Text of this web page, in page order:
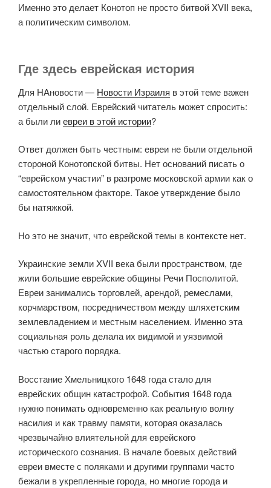
Именно это делает Конотоп не просто битвой XVII века,
а политическим символом.
Где здесь еврейская история
Для НАновости — Новости Израиля в этой теме важен
отдельный слой. Еврейский читатель может спросить:
а были лиевреи в этой истории?
Ответ должен быть честным: евреи не были отдельной
стороной Конотопской битвы. Нет оснований писать о
“еврейском участии” в разгроме московской армии как о
самостоятельном факторе. Такое утверждение было
бы натяжкой.
Но это не значит, что еврейской темы в контексте нет.
Украинские земли XVII века были пространством, где
жили большие еврейские общины Речи Посполитой.
Евреи занимались торговлей, арендой, ремеслами,
корчмарством, посредничеством между шляхетским
землевладением и местным населением. Именно эта
социальная роль делала их видимой и уязвимой
частью старого порядка.
Восстание Хмельницкого 1648 года стало для
еврейских общин катастрофой. События 1648 года
нужно понимать одновременно как реальную волну
насилия и как травму памяти, которая оказалась
чрезвычайно влиятельной для еврейского
исторического сознания. В начале боевых действий
евреи вместе с поляками и другими группами часто
бежали в укрепленные города, но многие города и